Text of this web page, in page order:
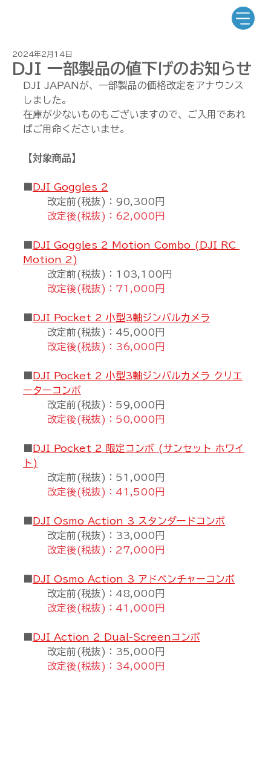
DJI 一部製品の値下げのお知らせ
2024年2月14日
DJI JAPANが、一部製品の価格改定をアナウンス
しました。
在庫が少ないものもございますので、ご入用であれ
ばご用命くださいませ。
【対象商品】
DJI Goggles 2
改定前(税抜)：90,300円
改定後(税抜)：62,000円
DJI Goggles 2 Motion Combo (DJI RC
Motion 2)
改定前(税抜)：103,100円
改定後(税抜)：71,000円
DJI Pocket 2 小型3軸ジンバルカメラ
改定前(税抜)：45,000円
改定後(税抜)：36,000円
DJI Pocket 2 小型3軸ジンバルカメラ クリエ
ーターコンボ
改定前(税抜)：59,000円
改定後(税抜)：50,000円
DJI Pocket 2 限定コンボ (サンセット ホワイ
ト)
改定前(税抜)：51,000円
改定後(税抜)：41,500円
DJI Osmo Action 3 スタンダードコンボ
改定前(税抜)：33,000円
改定後(税抜)：27,000円
DJI Osmo Action 3 アドベンチャーコンボ
改定前(税抜)：48,000円
改定後(税抜)：41,000円
DJI Action 2 Dual-Screenコンボ
改定前(税抜)：35,000円
改定後(税抜)：34,000円